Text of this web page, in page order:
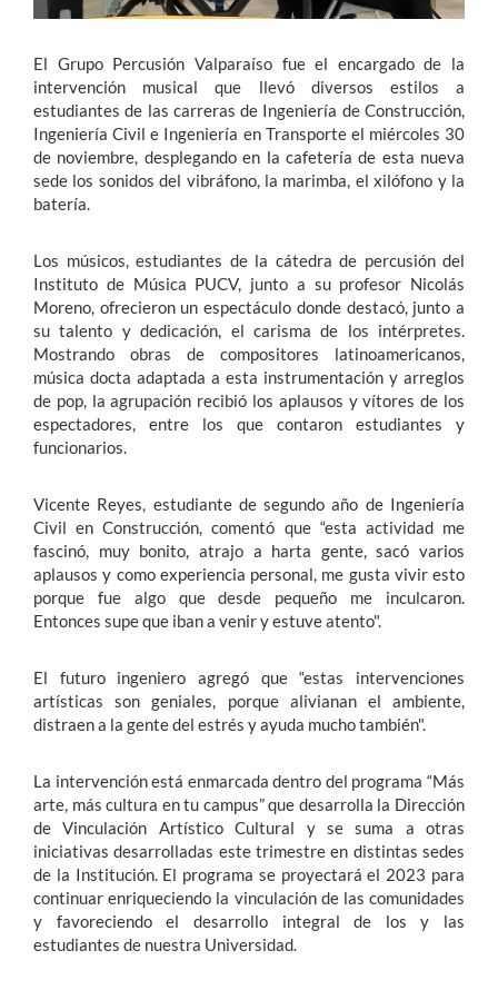
El Grupo Percusión Valparaíso fue el encargado de la
intervención musical que llevó diversos estilos a
estudiantes de las carreras de Ingeniería de Construcción,
Ingeniería Civil e Ingeniería en Transporte el miércoles 30
de noviembre, desplegando en la cafetería de esta nueva
sede los sonidos del vibráfono, la marimba, el xilófono y la
batería.
Los músicos, estudiantes de la cátedra de percusión del
Instituto de Música PUCV, junto a su profesor Nicolás
Moreno, ofrecieron un espectáculo donde destacó, junto a
su talento y dedicación, el carisma de los intérpretes.
Mostrando obras de compositores latinoamericanos,
música docta adaptada a esta instrumentación y arreglos
de pop, la agrupación recibió los aplausos y vítores de los
espectadores, entre los que contaron estudiantes y
funcionarios.
Vicente Reyes, estudiante de segundo año de Ingeniería
Civil en Construcción,
comentó que “esta actividad me
fascinó, muy bonito, atrajo a harta gente, sacó varios
aplausos y como experiencia personal, me gusta vivir esto
porque fue algo que desde pequeño me inculcaron.
Entonces supe que iban a venir y estuve atento".
El futuro ingeniero agregó que “estas intervenciones
artísticas son geniales, porque alivianan el ambiente,
distraen a la gente del estrés y ayuda mucho también".
La intervención está enmarcada dentro del programa “Más
arte, más cultura en tu campus” que desarrolla la Dirección
de Vinculación Artístico Cultural y se suma a otras
iniciativas desarrolladas este trimestre en distintas sedes
de la Institución. El programa se proyectará el 2023 para
continuar enriqueciendo la vinculación de las comunidades
y favoreciendo el desarrollo integral de los y las
estudiantes de nuestra Universidad.